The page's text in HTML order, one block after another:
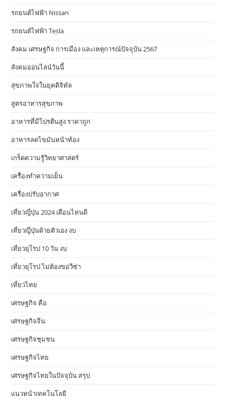
รถยนต์ไฟฟ้า Nissan
รถยนต์ไฟฟ้า Tesla
สังคม เศรษฐกิจ การเมือง และเหตุการณ์ปัจจุบัน 2567
สังคมออนไลน์วันนี้
สุขภาพใจในยุคดิจิทัล
สูตรอาหารสุขภาพ
อาหารที่มีโปรตีนสูง ราคาถูก
อาหารลดไขมันหน้าท้อง
เกร็ดความรู้วิทยาศาสตร์
เครื่องทำความเย็น
เครื่องปรับอากาศ
เที่ยวญี่ปุ่น 2024 เดือนไหนดี
เที่ยวญี่ปุ่นด้วยตัวเอง งบ
เที่ยวยุโรป 10 วัน งบ
เที่ยวยุโรป ไม่ต้องขอวีซ่า
เที่ยวไทย
เศรษฐกิจ คือ
เศรษฐกิจจีน
เศรษฐกิจชุมชน
เศรษฐกิจไทย
เศรษฐกิจไทยในปัจจุบัน สรุป
แนวหน้าเทคโนโลยี